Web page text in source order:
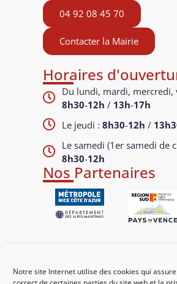
Notre site Internet utilise des cookies qui
04 92 08 45 70
Contacter la Mairie
Horaires
Du lundi, mardi, mercredi,
8h30-12h / 13h-17h
Le jeudi :8h30-12h /
Le samedi (1er samedi de
8h30-12h
Nos Partenaires
Mes démarches